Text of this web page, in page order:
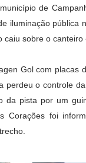
de
iluminação
sobre o
Gol com
perdeu o controle
da pista por um
Corações foi